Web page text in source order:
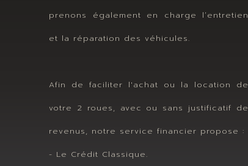
prenons également en charge l’entretien
et la réparation des véhicules.
Afin de faciliter l'achat ou la location de
votre 2 roues, avec ou sans justificatif de
revenus, notre service financier propose :
- Le Crédit Classique.